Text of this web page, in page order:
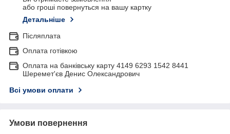
або гроші повернуться на вашу картку
Детальніше
Післяплата
Оплата готівкою
Оплата на банківську карту 4149 6293 1542 8441
Шеремет'єв Денис Олександрович
Всі умови оплати
Умови повернення